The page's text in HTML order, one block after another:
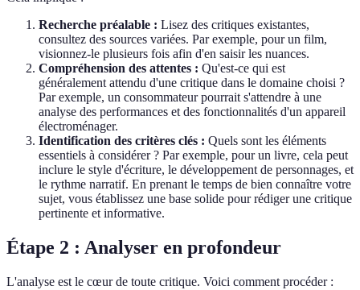
Recherche préalable : Lisez des critiques existantes,
consultez des sources variées. Par exemple, pour un film,
visionnez-le plusieurs fois afin d'en saisir les nuances.
Compréhension des attentes : Qu'est-ce qui est
généralement attendu d'une critique dans le domaine choisi ?
Par exemple, un consommateur pourrait s'attendre à une
analyse des performances et des fonctionnalités d'un appareil
électroménager.
Identification des critères clés : Quels sont les éléments
essentiels à considérer ? Par exemple, pour un livre, cela peut
inclure le style d'écriture, le développement de personnages, et
le rythme narratif. En prenant le temps de bien connaître votre
sujet, vous établissez une base solide pour rédiger une critique
pertinente et informative.
Étape 2 : Analyser en profondeur
L'analyse est le cœur de toute critique. Voici comment procéder :